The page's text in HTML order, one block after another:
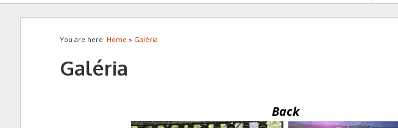
You are here: Home » Galéria
Galéria
Back